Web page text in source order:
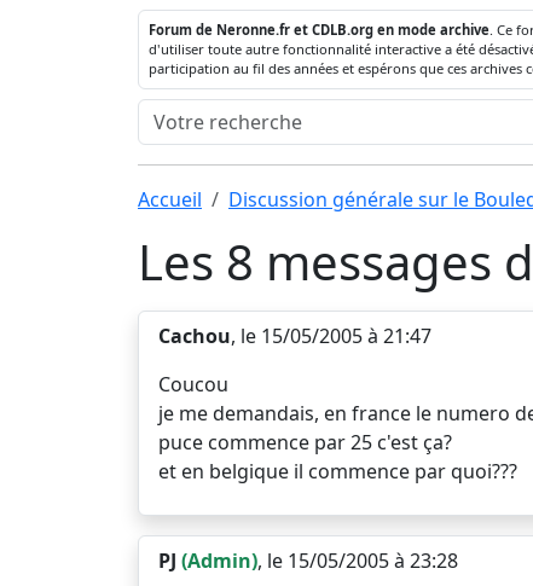
Forum de Neronne.fr et CDLB.org en mode archive. Ce
d'utiliser toute autre fonctionnalité interactive a été
participation au fil des années et espérons que ces
Accueil Discussion générale sur le
Les 8 messages
Cachou, le 15/05/2005 à 21:47
Coucou
je me demandais, en france le numero
puce commence par 25 c'est ça?
et en belgique il commence par quoi???
PJ (Admin), le 15/05/2005 à 23:28